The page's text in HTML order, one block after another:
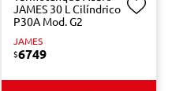
JAMES 30 L Cilíndrico
P30A Mod. G2
JAMES
$6749